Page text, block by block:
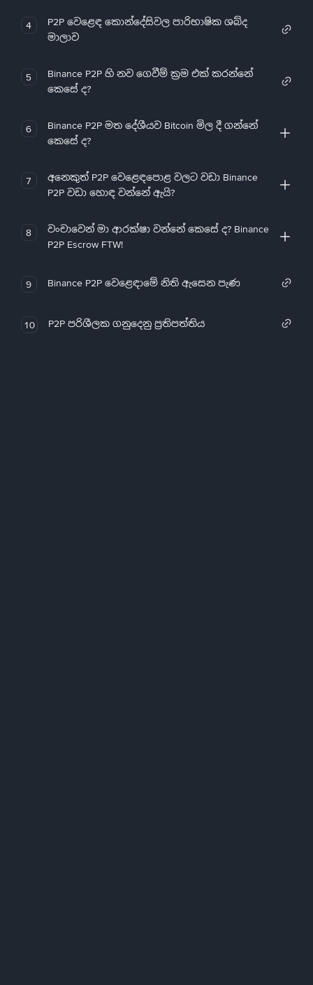
4
P2P වෙළෙඳ කොන්දේසිවල පාරිභාෂික ශබ්ද
මාලාව
5
Binance P2P හි නව ගෙවීම් ක්‍රම එක් කරන්නේ
කෙසේ ද?
6
Binance P2P මත දේශීයව Bitcoin මිල දී ගන්නේ
කෙසේ ද?
7
අනෙකුත් P2P වෙළෙඳපොළ වලට වඩා Binance
P2P වඩා හොඳ වන්නේ ඇයි?
8
වංචාවෙන් මා ආරක්ෂා වන්නේ කෙසේ ද? Binance
P2P Escrow FTW!
9 Binance P2P වෙළෙඳාමේ නිති ඇසෙන පැණ
10 P2P පරිශීලක ගනුදෙනු ප්‍රතිපත්තිය